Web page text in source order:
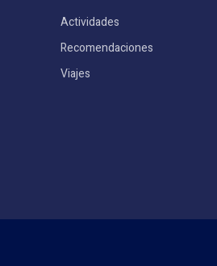
Actividades
Recomendaciones
Viajes